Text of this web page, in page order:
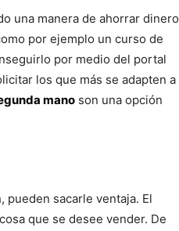
una manera de ahorrar dinero
por ejemplo un curso de
por medio del portal
los que más se adapten a
mano son una opción
sacarle ventaja. El
que se desee vender. De